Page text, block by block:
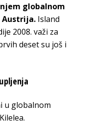
globalnom
Austrija. Island
2008. važi za
deset su još i
u globalnom